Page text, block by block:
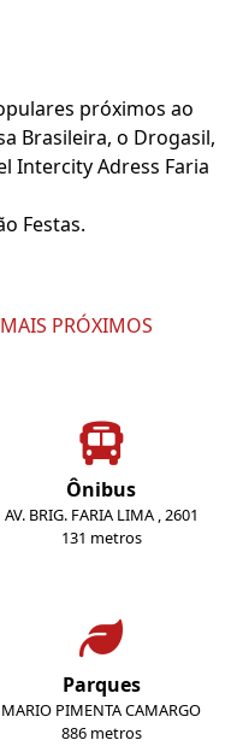
próximos ao
Brasileira, o Drogasil,
Intercity Adress Faria
Festas.
PRÓXIMOS
Ônibus
AV. BRIG. FARIA LIMA , 2601
131 metros
Parques
MARIO PIMENTA CAMARGO
886 metros